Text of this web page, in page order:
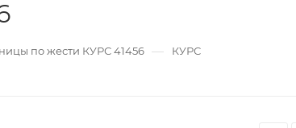
по жести КУРС 41456 — КУРС